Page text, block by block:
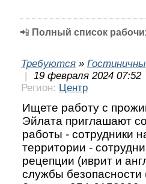
📲 Полный список
Требуются »
|
19 февраля 2024 07:52
Регион: Центр
Ищете работу с
Эйлата приглашают
работы - сотрудники
территории -
рецепции (иврит и
службы безопасности